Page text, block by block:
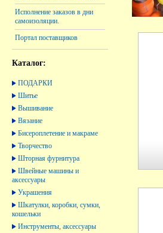
Исполнение заказов в дни
самоизоляции.
Портал поставщиков
Каталог:
ПОДАРКИ
Шитье
Вышивание
Вязание
Бисероплетение и макраме
Творчество
Шторная фурнитура
Швейные машины и
аксессуары
Украшения
Шкатулки, коробки, сумки,
кошельки
Инструменты, аксессуары